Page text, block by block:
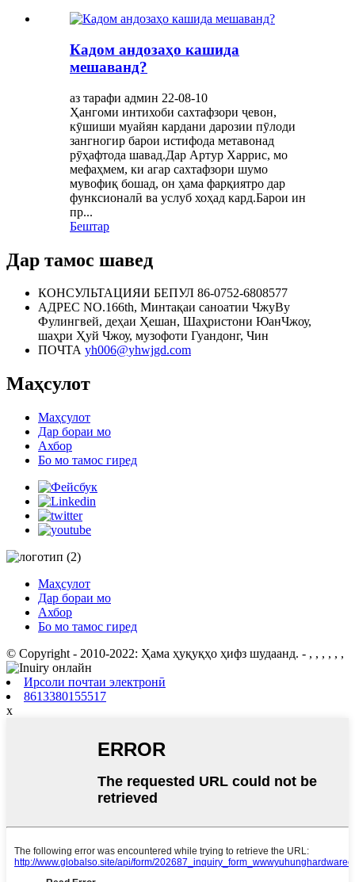
Кадом андозаҳо кашида
мешаванд?
аз тарафи админ 22-08-10
Ҳангоми интихоби сахтафзори ҷевон,
кӯшиши муайян кардани дарозии пӯлоди
зангногир барои истифода метавонад
рӯҳафтода шавад.Дар Артур Харрис, мо
мефаҳмем, ки агар сахтафзори шумо
мувофиқ бошад, он ҳама фарқиятро дар
функсионалӣ ва услуб хоҳад кард.Барои ин
пр...
Бештар
Дар тамос шавед
КОНСУЛЬТАЦИЯИ БЕПУЛ 86-0752-6808577
АДРЕС NO.166th, Минтақаи саноатии ЧжуВу
Фулингвей, деҳаи Ҳешан, Шаҳристони ЮанЧжоу,
шаҳри Ҳуй Чжоу, музофоти Гуандонг, Чин
ПОЧТА yh006@yhwjgd.com
Маҳсулот
Маҳсулот
Дар бораи мо
Ахбор
Бо мо тамос гиред
Маҳсулот
Дар бораи мо
Ахбор
Бо мо тамос гиред
© Copyright - 2010-2022: Ҳама ҳуқуқҳо ҳифз шудаанд. - , , , , , ,
Ирсоли почтаи электронӣ
8613380155517
x